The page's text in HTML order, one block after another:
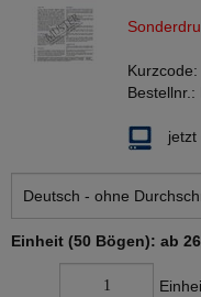
Kurzcode:
Bestellnr.:
jetzt
Einheit (50 Bögen): ab